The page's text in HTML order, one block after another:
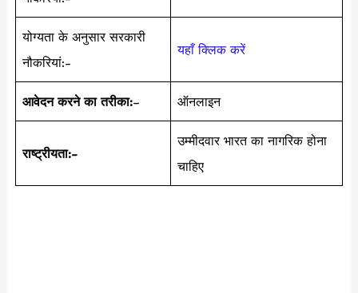
योग्यता के अनुसार सरकारी
नौकरियां:-
यहाँ क्लिक करें
आवेदन करने का तरीका:– ऑनलाइन
राष्ट्रीयता:-
उम्मीदवार भारत का नागरिक होना
चाहिए